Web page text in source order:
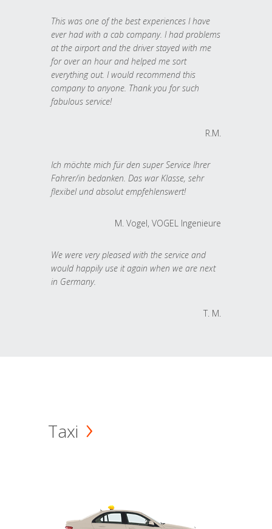
This was one of the best experiences I have
ever had with a cab company. I had problems
at the airport and the driver stayed with me
for over an hour and helped me sort
everything out. I would recommend this
company to anyone. Thank you for such
fabulous service!
R.M.
Ich möchte mich für den super Service Ihrer
Fahrer/in bedanken. Das war Klasse, sehr
flexibel und absolut empfehlenswert!
M. Vogel, VOGEL Ingenieure
We were very pleased with the service and
would happily use it again when we are next
in Germany.
T. M.
Taxi